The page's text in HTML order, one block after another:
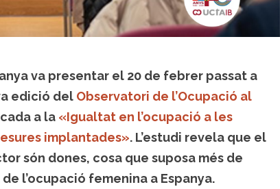
va presentar el 20 de febrer passat a
edició del Observatori de l’Ocupació al
a la «Igualtat en l’ocupació a les
implantades». L’estudi revela que el
són dones, cosa que suposa més de
l’ocupació femenina a Espanya.